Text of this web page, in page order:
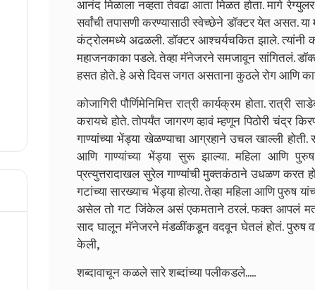
आनंद मिळाला नव्हता तेवढा आता मिळत होता. मागे
सर्वांची तपासणी करण्यासाठी स्वेच्छेने डॉक्टर येत असत.
कंट्रोलमध्ये अढळली. डॉक्टर आश्चर्यचकित झाले. त्यांनी
महाजनकाका पडले. तेव्हा मॅनेजरने समजावून सांगितलं.
हसत होते. हे असे दिवस जगत असताना कुठले रोग आणि
कोजागिरी पौर्णिमेनिमित्त रात्री कार्यक्रम होता.
करायचे होते. तोपर्यंत जागरण व्हावं म्हणून पिठोरी चंद्र
गाण्यांच्या भेंड्या खेळण्याचा आग्रहाने उचल खाल्ली
आणि गाण्यांच्या भेंड्या सुरू झाल्या. महिला आणि
प्रत्युत्तरादाखल सुरेल गाण्यांची मुक्तकंठाने उधळण करत
गटांच्या सारख्याच भेंड्या होत्या. तेव्हा महिला आणि पुरुष
असेल तो गट जिंकेल असं एकमताने ठरलं. फक्त आपलं मत
साद घालून मॅनेजरने मंडळींकडून वदवून घेतलं होतं. पुरुष
केली,
शब्दावाचून कळले सारे शब्दांच्या पलीकडले.....